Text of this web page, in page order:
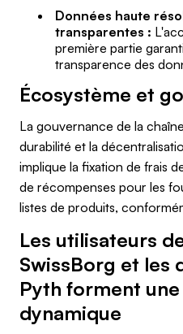
Données haute
transparentes :
première partie
transparence des
Écosystème et
La gouvernance de la
durabilité et la
implique la fixation de frais
de récompenses pour les
listes de produits,
Les utilisateurs
SwissBorg et les
Pyth forment
dynamique